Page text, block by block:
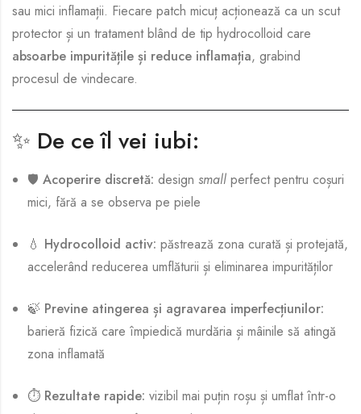
sau mici inflamații. Fiecare patch micuț acționează ca un scut
protector și un tratament blând de tip hydrocolloid care
absoarbe impuritățile și reduce inflamația, grabind
procesul de vindecare.
✨ De ce îl vei iubi:
🛡️Acoperire discretă: designsmall perfect pentru coșuri
mici, fără a se observa pe piele
💧 Hydrocolloid activ: păstrează zona curată și protejată,
accelerând reducerea umflăturii și eliminarea impurităților
🍃 Previne atingerea și agravarea imperfecțiunilor:
barieră fizică care împiedică murdăria și mâinile să atingă
zona inflamată
⏱️ Rezultate rapide: vizibil mai puțin roșu și umflat într-o